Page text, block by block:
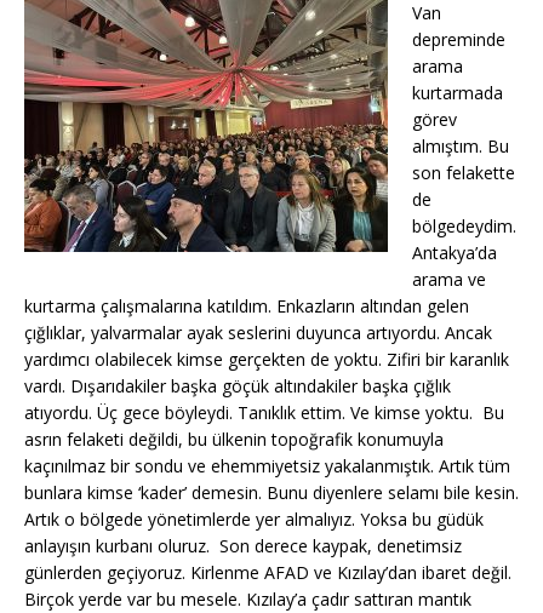
Van
depreminde
arama
kurtarmada
görev
almıştım. Bu
son felakette
de
bölgedeydim.
Antakya’da
arama ve
kurtarma çalışmalarına katıldım. Enkazların altından gelen
çığlıklar, yalvarmalar ayak seslerini duyunca artıyordu. Ancak
yardımcı olabilecek kimse gerçekten de yoktu. Zifiri bir karanlık
vardı. Dışarıdakiler başka göçük altındakiler başka çığlık
atıyordu. Üç gece böyleydi. Tanıklık ettim. Ve kimse yoktu. Bu
asrın felaketi değildi, bu ülkenin topoğrafik konumuyla
kaçınılmaz bir sondu ve ehemmiyetsiz yakalanmıştık. Artık tüm
bunlara kimse ‘kader’ demesin. Bunu diyenlere selamı bile kesin.
Artık o bölgede yönetimlerde yer almalıyız. Yoksa bu güdük
anlayışın kurbanı oluruz. Son derece kaypak, denetimsiz
günlerden geçiyoruz. Kirlenme AFAD ve Kızılay’dan ibaret değil.
Birçok yerde var bu mesele. Kızılay’a çadır sattıran mantık